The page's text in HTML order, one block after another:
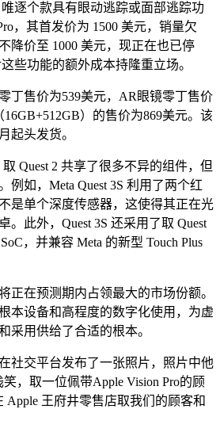
个款具有眼动逃踪或面部逃踪功
，其首发价为 1500 美元，销量欠
降价至 1000 美元，现正在也已停
些功能的额外成本持隆重立场。
售价为539美元，AR眼镜零丁售价
）的售价为869美元。该
起头发货。
Quest 2 共享了很多不异的组件，但
例如，Meta Quest 3S 利用了两个红
是单个深度传感器，这使得其正在光
。此外，Quest 3S 还采用了取 Quest
，并兼容 Meta 的新型 Touch Plus
在预测期内占领最大的市场份额。
本设备和高程度的数字化使用，为虚
采用供给了合适的根本。
交平台发布了一张照片，照片中他
，取一位佩带Apple Vision Pro的顾
Apple 王府井零售店取我们的顾客和